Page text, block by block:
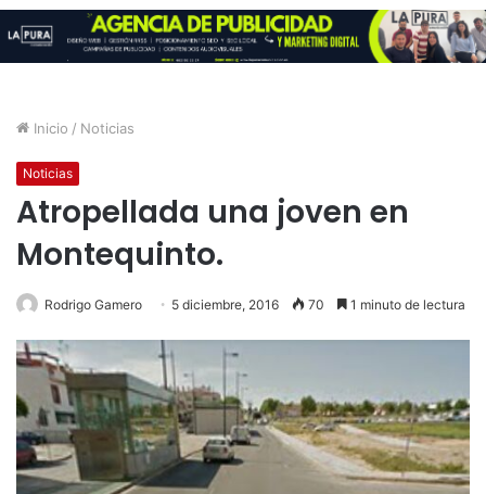
Inicio / Noticias
Noticias
Atropellada una joven en
Montequinto.
Rodrigo Gamero 5 diciembre, 2016 70 1 minuto de lectura